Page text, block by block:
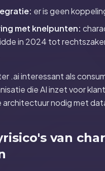
er is geen
met knelpunten:
in 2024 tot
.ai interessant als
die AI inzet voor
nodig met
van